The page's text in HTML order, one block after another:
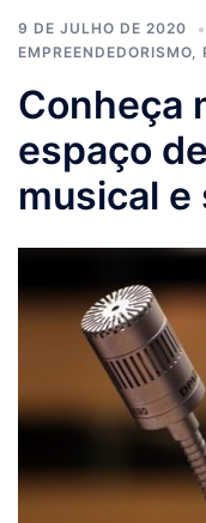
9 DE JULHO DE 2020
EMPREENDEDORISMO,
Conheça
espaço
musical e